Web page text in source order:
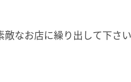
なお店に繰り出して下さい